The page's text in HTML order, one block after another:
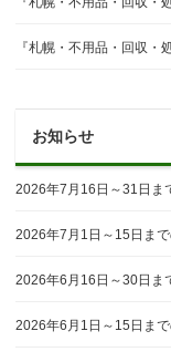
『札幌・不用品・回収・
お知らせ
2026年7月16日～31日ま
2026年7月1日～15日ま
2026年6月16日～30日ま
2026年6月1日～15日ま